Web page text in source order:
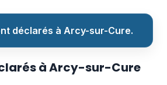
déclarés à Arcy-sur-Cure.
à Arcy-sur-Cure